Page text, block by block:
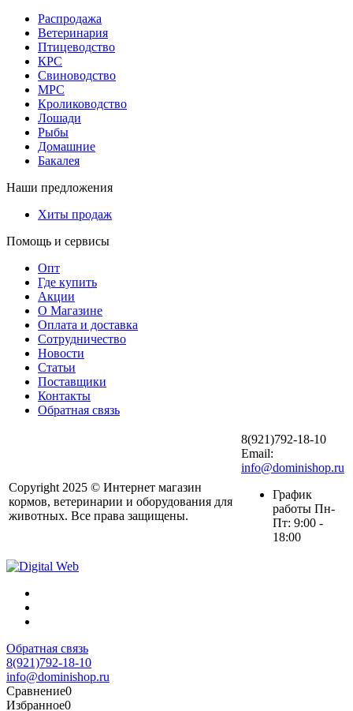
Распродажа
Ветеринария
Птицеводство
КРС
Свиноводство
МРС
Кролиководство
Лошади
Рыбы
Домашние
Бакалея
Наши предложения
Хиты продаж
Помощь и сервисы
Опт
Где купить
Акции
О Магазине
Оплата и доставка
Сотрудничество
Новости
Статьи
Поставщики
Контакты
Обратная связь
Copyright 2025 © Интернет магазин
кормов, ветеринарии и оборудования для
животных. Все права защищены.
8(921)792-18-10
Email:
info@dominishop.ru
График
работы Пн-
Пт: 9:00 -
18:00
Обратная связь
8(921)792-18-10
info@dominishop.ru
Сравнение0
Избранное0